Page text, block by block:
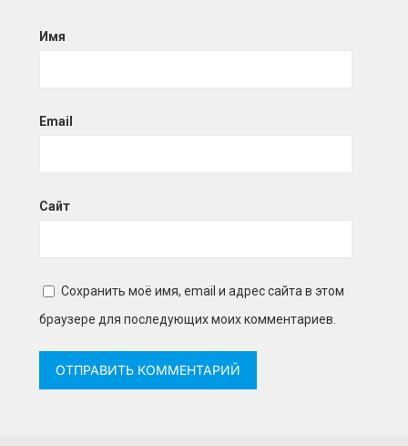
Имя
Email
Сайт
Сохранить моё имя, email и адрес сайта в этом
браузере для последующих моих комментариев.